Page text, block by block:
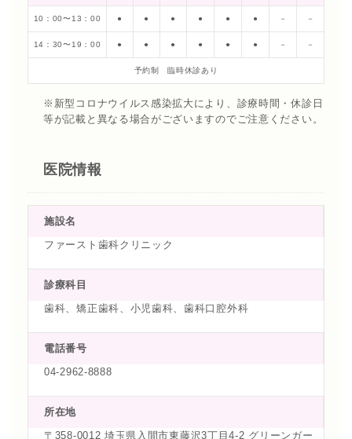
10：00〜13：00 ● ● ● ● ● ● － －
14：30〜19：00 ● ● ● ● ● ● － －
予約制 臨時休診あり
※新型コロナウイルス感染拡大により、診療時間・休診日
等が記載と異なる場合がございますのでご注意ください。
医院情報
施設名
ファースト歯科クリニック
診療科目
歯科、矯正歯科、小児歯科、歯科口腔外科
電話番号
04-2962-8888
所在地
〒358-0012 埼玉県入間市東藤沢3丁目4-2 グリーンガー